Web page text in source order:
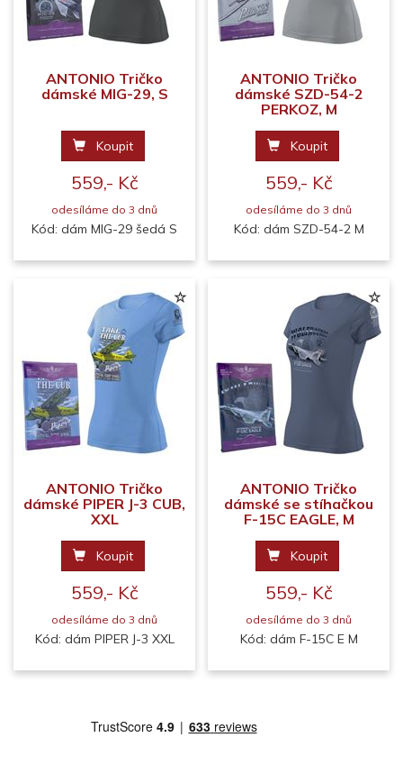
ANTONIO Tričko
dámské MIG-29, S
Koupit
559,- Kč
odesíláme do 3 dnů
Kód: dám MIG-29 šedá S
ANTONIO Tričko
dámské SZD-54-2
PERKOZ, M
Koupit
559,- Kč
odesíláme do 3 dnů
Kód: dám SZD-54-2 M
ANTONIO Tričko
dámské PIPER J-3 CUB,
XXL
Koupit
559,- Kč
odesíláme do 3 dnů
Kód: dám PIPER J-3 XXL
ANTONIO Tričko
dámské se stíhačkou
F-15C EAGLE, M
Koupit
559,- Kč
odesíláme do 3 dnů
Kód: dám F-15C E M